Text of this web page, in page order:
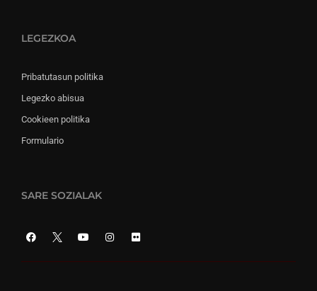
LEGEZKOA
Pribatutasun politika
Legezko abisua
Cookieen politika
Formulario
SARE SOZIALAK